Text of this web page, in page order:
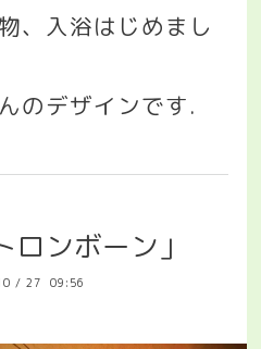
、入浴はじめまし
のデザインです.
ンボーン」
/ 27 09:56